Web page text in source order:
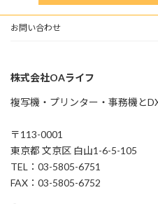
お問い合わせ
株式会社OAライフ
複写機・プリンター・事務機と
〒113-0001
東京都 文京区 白山1-6-5-105
TEL：03-5805-6751
FAX：03-5805-6752